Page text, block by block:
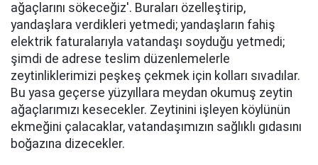
ağaçlarını sökeceğiz'. Buraları özelleştirip,
yandaşlara verdikleri yetmedi; yandaşların fahiş
elektrik faturalarıyla vatandaşı soyduğu yetmedi;
şimdi de adrese teslim düzenlemelerle
zeytinliklerimizi peşkeş çekmek için kolları sıvadılar.
Bu yasa geçerse yüzyıllara meydan okumuş zeytin
ağaçlarımızı kesecekler. Zeytinini işleyen köylünün
ekmeğini çalacaklar, vatandaşımızın sağlıklı gıdasını
boğazına dizecekler.